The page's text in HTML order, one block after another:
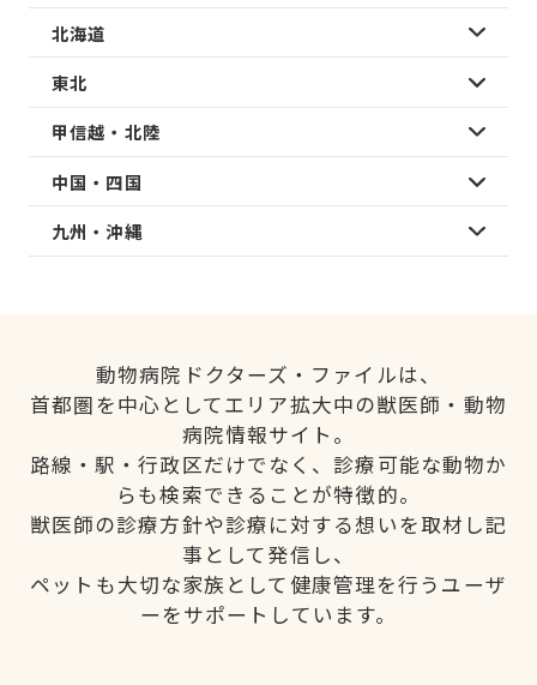
北海道
東北
甲信越・北陸
中国・四国
九州・沖縄
動物病院ドクターズ・ファイルは、
首都圏を中心としてエリア拡大中の獣医師・動物
病院情報サイト。
路線・駅・行政区だけでなく、診療可能な動物か
らも検索できることが特徴的。
獣医師の診療方針や診療に対する想いを取材し記
事として発信し、
ペットも大切な家族として健康管理を行うユーザ
ーをサポートしています。